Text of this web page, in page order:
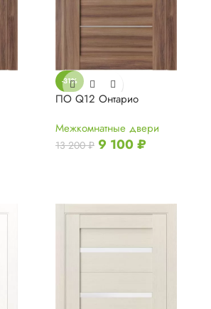
-31%
ПО Q12 Онтарио
Межкомнатные двери
13 200₽ 9 100₽